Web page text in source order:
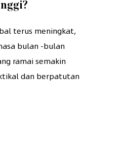
terus meningkat,
bulan -bulan
ramai semakin
dan berpatutan